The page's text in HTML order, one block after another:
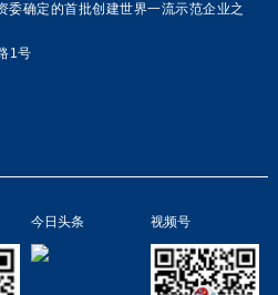
委确定的首批创建世界一流示范企业之
1号
今日头条 视频号